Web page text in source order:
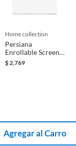
recibamos el
home collection
Persiana
Enrollable Screen
100 Blanca 1.70x1
m
$ 2,769
Agregar al Carro